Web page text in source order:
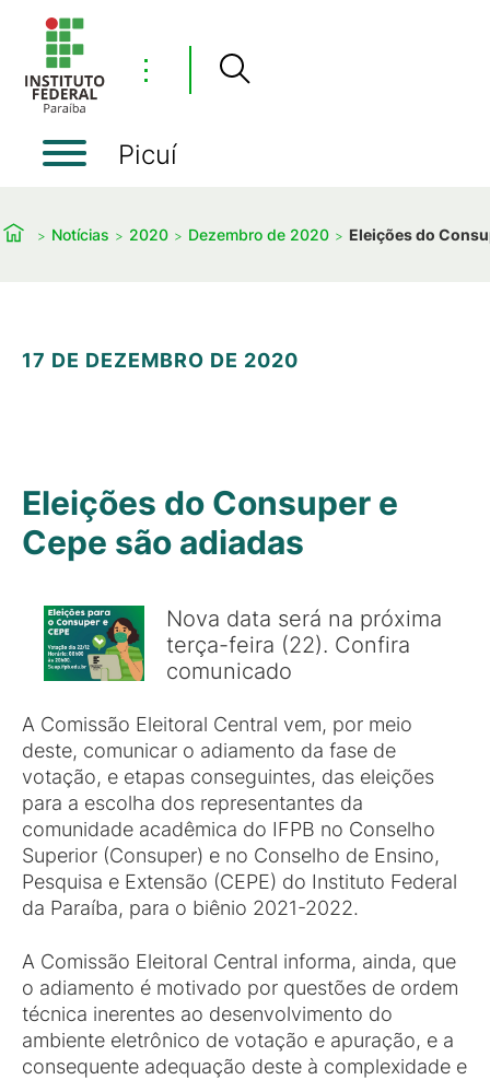
⋮
Picuí
Notícias 2020 Dezembro de 2020 Eleições do
17 DE DEZEMBRO DE 2020
Eleições do Consuper e
Cepe são adiadas
Nova data será na próxima
terça-feira (22). Confira
comunicado
A Comissão Eleitoral Central vem, por meio
deste, comunicar o adiamento da fase de
votação, e etapas conseguintes, das eleições
para a escolha dos representantes da
comunidade acadêmica do IFPB no Conselho
Superior (Consuper) e no Conselho de Ensino,
Pesquisa e Extensão (CEPE) do Instituto Federal
da Paraíba, para o biênio 2021-2022.
A Comissão Eleitoral Central informa, ainda, que
o adiamento é motivado por questões de ordem
técnica inerentes ao desenvolvimento do
ambiente eletrônico de votação e apuração, e a
consequente adequação deste à complexidade e